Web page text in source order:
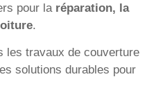
pour la réparation, la
.
les travaux de couverture
solutions durables pour